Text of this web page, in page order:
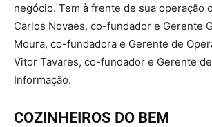
negócio. Tem à frente de sua operação
Carlos Novaes, co-fundador e Gerente
Moura, co-fundadora e Gerente de
Vitor Tavares, co-fundador e Gerente
Informação.
COZINHEIROS DO BEM